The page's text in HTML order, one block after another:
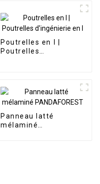
Poutrelles en I |
Poutrelles
Panneau latté
mélaminé